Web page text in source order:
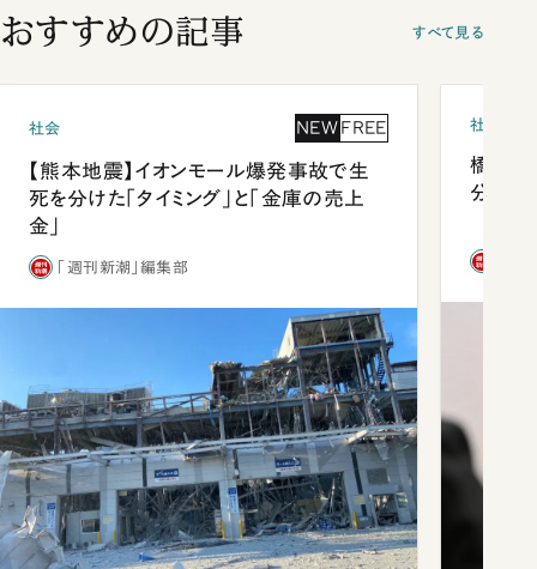
おすすめの記事 すべて見る
社会 NEW FREE
【熊本地震】イオンモール爆発事故で生
死を分けた「タイミング」と「金庫の売上
金」
「週刊新潮」編集部
社会
橋本愛
分 佐